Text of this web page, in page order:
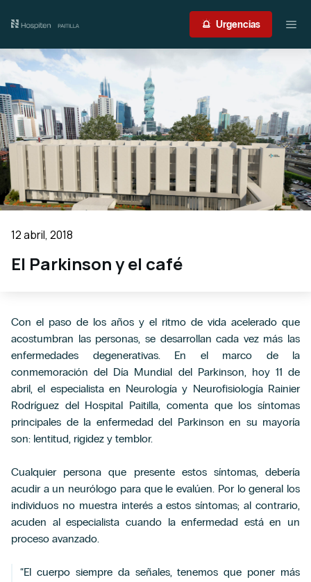
Urgencias
Guía del paciente
Atención médica
Servicios
International Patient
Contacto
12 abril, 2018
El Parkinson y el café
Con el paso de los años y el ritmo de vida acelerado que
acostumbran las personas, se desarrollan cada vez más las
enfermedades degenerativas. En el marco de la
conmemoración del Día Mundial del Parkinson, hoy 11 de
abril, el especialista en Neurología y Neurofisiología Rainier
Rodríguez del Hospital Paitilla, comenta que los síntomas
principales de la enfermedad del Parkinson en su mayoría
son: lentitud, rigidez y temblor.
Cualquier persona que presente estos síntomas, debería
acudir a un neurólogo para que le evalúen. Por lo general los
individuos no muestra interés a estos síntomas; al contrario,
acuden al especialista cuando la enfermedad está en un
proceso avanzado.
“El cuerpo siempre da señales, tenemos que poner más